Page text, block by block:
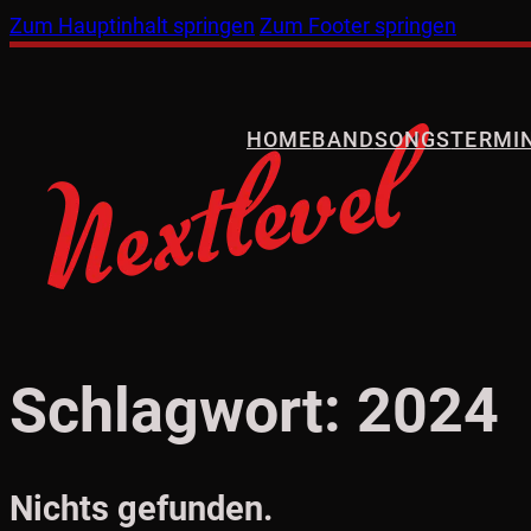
Zum Hauptinhalt springen Zum Footer springen
HOMEBANDSONGS
Schlagwort: 2024
Nichts gefunden.